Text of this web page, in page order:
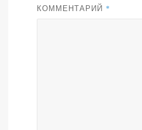
КОММЕНТАРИЙ *